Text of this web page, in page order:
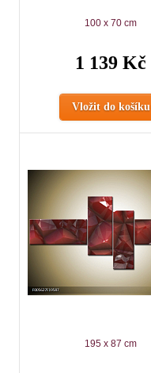
100 x 70 cm
1 139 Kč
Vložit do košíku
195 x 87 cm